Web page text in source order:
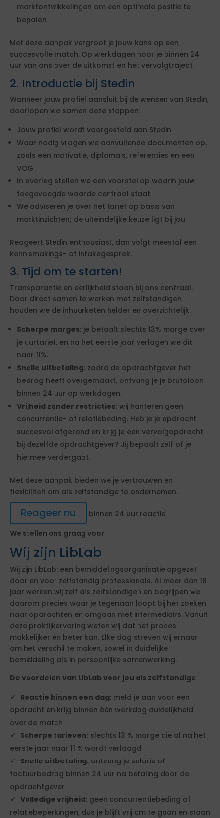
marktontwikkelingen om een optimale positie te
bepalen
Met deze aanpak vergroot je jouw kans op een
succesvolle match. Op werkdagen hoor je binnen 24
uur van ons over de uitkomst en het vervolgtraject.
2. Introductie bij Stedin
Wanneer jouw profiel aansluit bij de wensen van Stedin,
doorlopen we samen deze stappen:
Jouw profiel wordt voorgesteld aan Stedin
Waar nodig vragen we aanvullende documenten op,
zoals een motivatie, diploma’s, referenties en een
VOG
In overleg stellen we een voorstel op waarin jouw
toegevoegde waarde centraal staat
We adviseren je over het tarief op basis van
marktinzichten; de uiteindelijke keuze ligt bij jou
Reageert Stedin enthousiast, dan volgt meestal een
kennismakings- of intakegesprek.
3. Tijd om te starten!
Transparantie en eerlijkheid staan bij ons centraal.
Door direct samen te werken met zelfstandigen
houden we de inhuurketen helder en overzichtelijk.
Scherpe marges: je betaalt slechts 13% marge over
je uurtarief, en na het eerste jaar verlagen we dit
naar 11%.
Snelle uitbetaling: zodra de opdrachtgever het
bedrag heeft overgemaakt, ontvang je je brutoloon
binnen 24 uur op werkdagen.
Vrijheid zonder restricties: wij hanteren geen
concurrentie- of relatiebeding. Heb je je opdracht
succesvol afgerond en krijg je een vervolgopdracht
bij dezelfde opdrachtgever? Jij bepaalt zelf of je
hiermee verdergaat.
Met deze aanpak bieden we je vertrouwen en
flexibiliteit om als zelfstandige te ondernemen.
Reageer nu
binnen 24 uur reactie
We stellen ons graag voor
Wij zijn LibLab
Wij zijn LibLab: een bemiddelingsorganisatie opgezet
door en voor zelfstandig professionals. Al meer dan 18
jaar werken wij zelf als zelfstandigen en begrijpen we
daarom precies waar je tegenaan loopt bij het zoeken
naar opdrachten en omgaan met intermediairs. Vanuit
deze praktijkervaring weten wij dat het proces
makkelijker én beter kan. Elke dag streven wij ernaar
om het verschil te maken, zowel in duidelijke
bemiddeling als in persoonlijke samenwerking.
De voordelen van LibLab voor jou als zelfstandige
Reactie binnen een dag: meld je aan voor een
opdracht en krijg binnen één werkdag duidelijkheid
over de match
Scherpe tarieven: slechts 13 % marge die al na het
eerste jaar naar 11 % wordt verlaagd
Snelle uitbetaling: ontvang je salaris of
factuurbedrag binnen 24 uur na betaling door de
opdrachtgever
Volledige vrijheid: geen concurrentiebeding of
relatiebeperkingen, dus je blijft vrij om te gaan en staan